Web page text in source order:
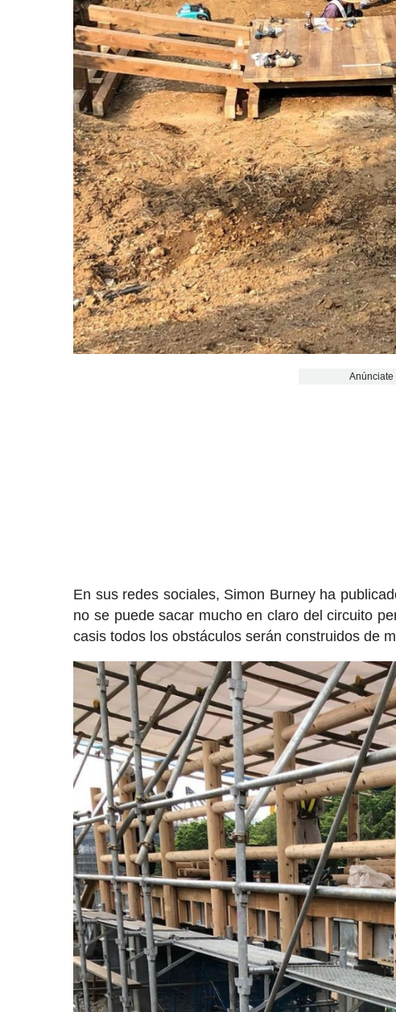
Anúnciate
En sus redes sociales, Simon Burney ha
no se puede sacar mucho en claro del circuito
casis todos los obstáculos serán construidos de